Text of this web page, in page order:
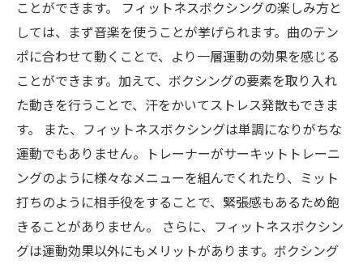
ことができます。 フィットネスボクシングの楽しみ方と
しては、まず音楽を使うことが挙げられます。曲のテン
ポに合わせて動くことで、より一層運動の効果を感じる
ことができます。加えて、ボクシングの要素を取り入れ
た動きを行うことで、汗をかいてストレス発散もできま
す。 また、フィットネスボクシングは単調になりがちな
運動でもありません。トレーナーがサーキットトレーニ
ングのように様々なメニューを組んでくれたり、ミット
打ちのように相手役をすることで、緊張感もあるため飽
きることがありません。 さらに、フィットネスボクシン
グは運動効果以外にもメリットがあります。ボクシング